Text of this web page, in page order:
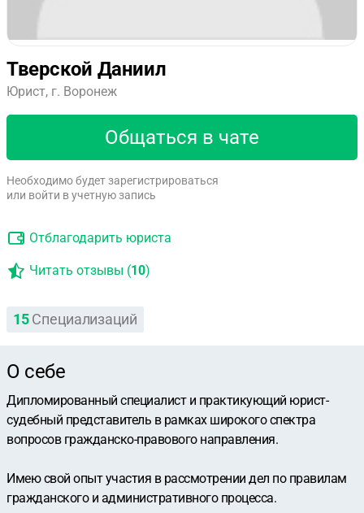
Тверской Даниил
Юрист, г. Воронеж
Общаться в чате
Необходимо будет зарегистрироваться
или войти в учетную запись
Отблагодарить юриста
Читать отзывы (10)
15 Специализаций
О себе
Дипломированный специалист и практикующий юрист-
судебный представитель в рамках широкого спектра
вопросов гражданско-правового направления.
Имею свой опыт участия в рассмотрении дел по правилам
гражданского и административного процесса.